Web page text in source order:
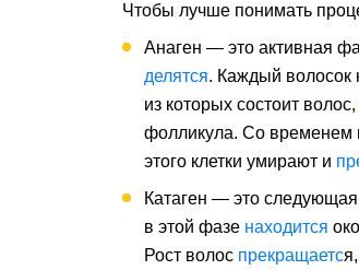
Чтобы лучше понимать
Анаген — это активная
делятся. Каждый волосок
из которых состоит волос,
фолликула. Со временем
этого клетки умирают и
Катаген — это следующая
в этой фазе находится
Рост волос прекращаетс